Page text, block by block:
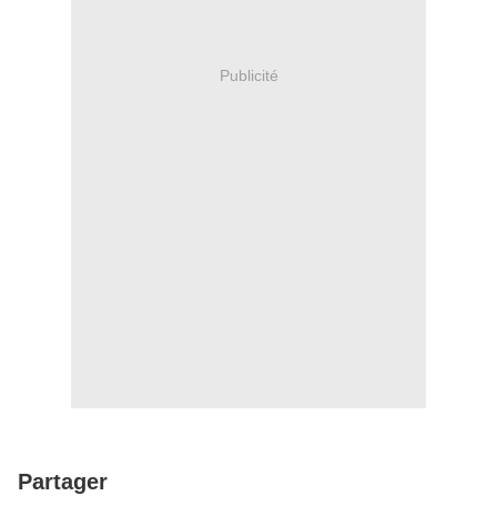
Publicité
Partager